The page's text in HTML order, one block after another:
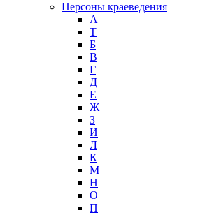
Персоны краеведения
А
T
Б
В
Г
Д
Е
Ж
З
И
Л
К
М
Н
О
П